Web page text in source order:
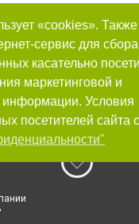
«cookies».
сервис для сбора
касательно
маркетинговой и
информации. Условия
посетителей сайта